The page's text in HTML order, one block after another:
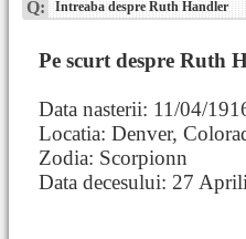
Q: Intreaba despre Ruth Handler
Pe scurt despre Ruth
Data nasterii: 11/04/
Locatia: Denver,
Zodia: Scorpionn
Data decesului: 27